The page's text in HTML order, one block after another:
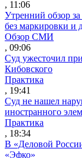
, 11:06
Утренний обзор
без маркировки и
Обзор СМИ
, 09:06
Суд ужесточил
Кибовского
Практика
, 19:41
Суд не нашел
иностранного
Практика
, 18:34
В «Деловой
«Эфко»